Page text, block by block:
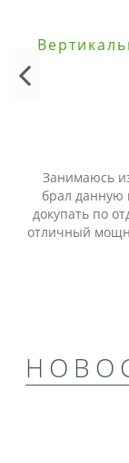
Занимаюсь
брал данную
докупать по
отличный